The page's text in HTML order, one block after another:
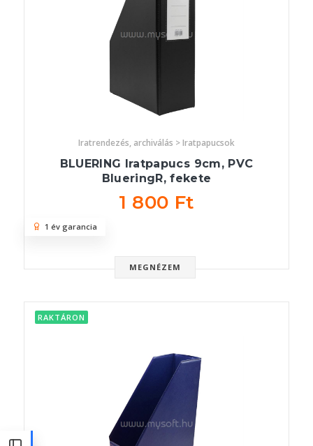
Iratrendezés, archiválás > Iratpapucsok
BLUERING Iratpapucs 9cm, PVC
BlueringR, fekete
1 800 Ft
MEGNÉZEM
1 év garancia
RAKTÁRON